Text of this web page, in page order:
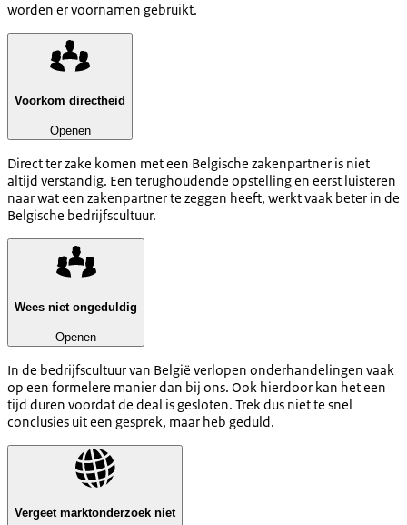
worden er voornamen gebruikt.
Voorkom directheid
Openen
Direct ter zake komen met een Belgische zakenpartner is niet
altijd verstandig. Een terughoudende opstelling en eerst luisteren
naar wat een zakenpartner te zeggen heeft, werkt vaak beter in de
Belgische bedrijfscultuur.
Wees niet ongeduldig
Openen
In de bedrijfscultuur van België verlopen onderhandelingen vaak
op een formelere manier dan bij ons. Ook hierdoor kan het een
tijd duren voordat de deal is gesloten. Trek dus niet te snel
conclusies uit een gesprek, maar heb geduld.
Vergeet marktonderzoek niet